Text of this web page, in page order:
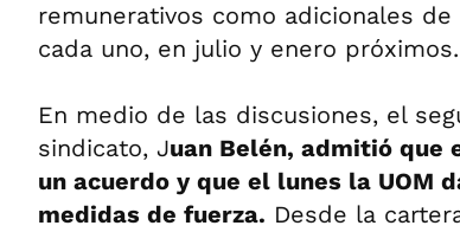
remunerativos como adicionales
cada uno, en julio y enero próximos.
En medio de las discusiones, el
sindicato, Juan Belén, admitió que
un acuerdo y que el lunes la UOM
medidas de fuerza. Desde la